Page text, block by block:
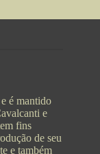
é mantido
e
fins
de seu
e também